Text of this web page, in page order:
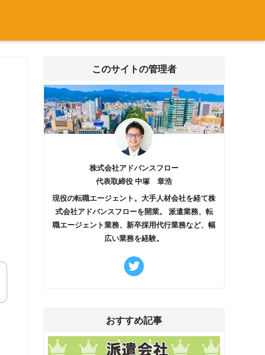
このサイトの管理者
株式会社アドバンスフロー
代表取締役 中塚 章浩
現役の転職エージェント。大手人材会社を経て株
式会社アドバンスフローを開業。 派遣業務、転
職エージェント業務、新卒採用代行業務など、幅
広い業務を経験。
おすすめ記事